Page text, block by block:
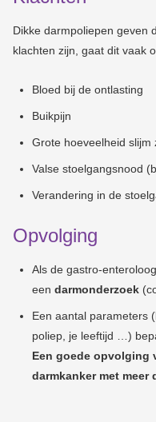
Dikke darmpoliepen geven
klachten zijn, gaat dit vaak
Bloed bij de ontlasting
Buikpijn
Grote hoeveelheid slijm
Valse stoelgangsnood
Verandering in de
Opvolging
Als de gastro-
een darmonderzoek
Een aantal parameters
poliep, je leeftijd …)
Een goede opvolging
darmkanker met meer